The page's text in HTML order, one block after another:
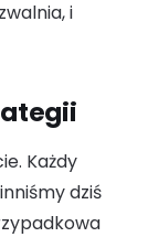
i
Każdy
dziś